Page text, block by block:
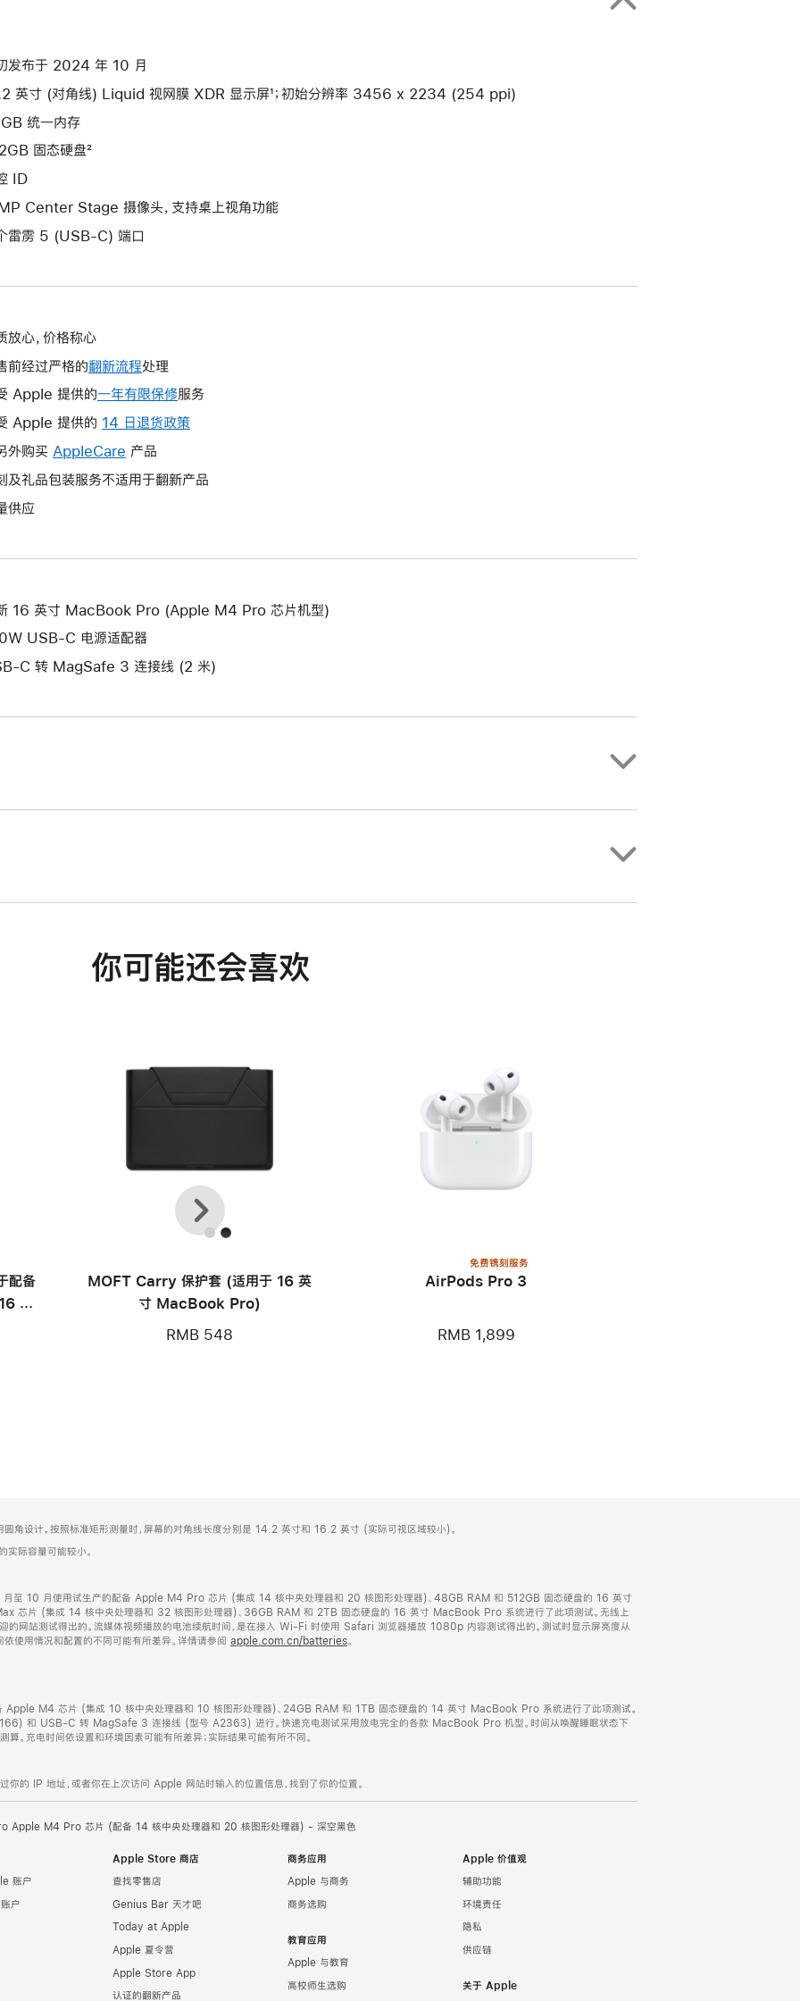
发布于 2024 年 10 月
英寸 (对角线) Liquid 视网膜 XDR 显示屏¹；初始分辨率 3456 x 2234 (254 ppi)
统一内存
固态硬盘²
ID
Center Stage 摄像头，支持桌上视角功能
雷雳 5 (USB-C) 端口
放心，价格称心
前经过严格的翻新流程处理
Apple 提供的一年有限保修此
操
打
服务
Apple 提供的 14 日退货政策
将
新
口。
外购买 AppleCare 此
操
开
的
窗
产品
及礼品包装服务不适用于翻新产品
供应
16 英寸 MacBook Pro (Apple M4 Pro 芯片机型)
USB-C 电源适配器
C 转 MagSafe 3 连接线 (2 米)
你可能还会喜欢
配备
英
MOFT Carry 保护套 (适用于 16 英
寸 MacBook Pro)
RMB 548
免费镌刻服务
AirPods Pro 3
RMB 1,899
上
一
个
下
一
个
设计。按照标准矩形测量时，屏幕的对角线长度分别是 14.2 英寸和 16.2 英寸 (实际可视区域较小)。
际容量可能较小。
至 10 月使用试生产的配备 Apple M4 Pro 芯片 (集成 14 核中央处理器和 20 核图形处理器)、48GB RAM 和 512GB 固态硬盘的 16 英寸
芯片 (集成 14 核中央处理器和 32 核图形处理器)、36GB RAM 和 2TB 固态硬盘的 16 英寸 MacBook Pro 系统进行了此项测试。无线上
网站测试得出的。流媒体视频播放的电池续航时间，是在接入 Wi-Fi 时使用 Safari 浏览器播放 1080p 内容测试得出的。测试时显示屏亮度从
使用情况和配置的不同可能有所差异。详情请参阅 apple.com.cn/batteries。
M4 芯片 (集成 10 核中央处理器和 10 核图形处理器)、24GB RAM 和 1TB 固态硬盘的 14 英寸 MacBook Pro 系统进行了此项测试。
和 USB-C 转 MagSafe 3 连接线 (型号 A2363) 进行。快速充电测试采用放电完全的各款 MacBook Pro 机型。时间从唤醒睡眠状态下
。充电时间依设置和环境因素可能有所差异；实际结果可能有所不同。
你的 IP 地址，或者你在上次访问 Apple 网站时输入的位置信息，找到了你的位置。
Apple M4 Pro 芯片 (配备 14 核中央处理器和 20 核图形处理器) - 深空黑色
账户
户
Apple Store 商店
查找零售店
Genius Bar 天才吧
Today at Apple
Apple 夏令营
Apple Store App
认证的翻新产品
商务应用
Apple 与商务
商务选购
教育应用
Apple 与教育
高校师生选购
Apple 价值观
辅助功能
环境责任
隐私
供应链
关于 Apple